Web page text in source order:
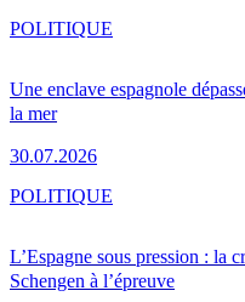
Une enclave espagnole
la mer
30.07.2026
POLITIQUE
L’Espagne sous pression : la
Schengen à l’épreuve
POLITIQUE